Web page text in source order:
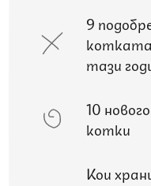
9
тази
10
котки
Кои